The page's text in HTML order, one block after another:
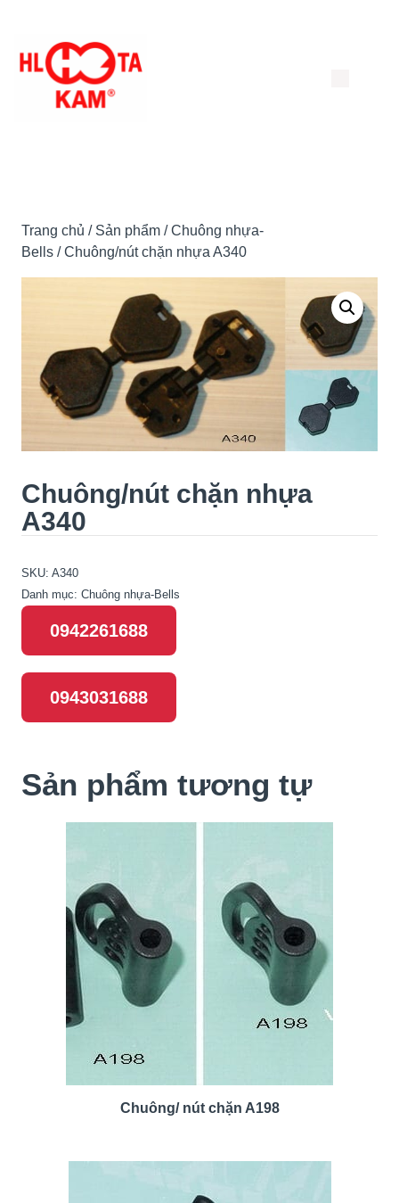
đến
Trang chủ / Sản phẩm /Chuông nhựa-
Bells / Chuông/nút chặn nhựa A340
Chuông/nút chặn nhựa
A340
SKU: A340
Danh mục: Chuông nhựa-Bells
0942261688
0943031688
Sản phẩm tương tự
Chuông/ nút chặn A198